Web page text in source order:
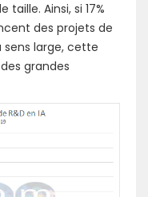
Ainsi, si 17%
des projets de
sens large, cette
grandes